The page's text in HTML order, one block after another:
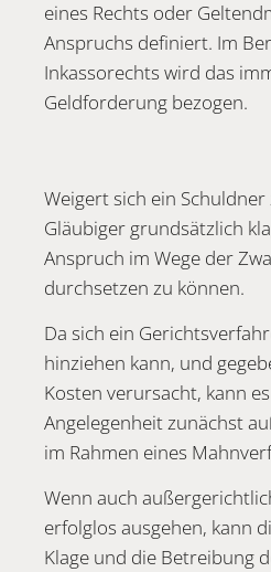
eines Rechts oder
Anspruchs definiert. Im
Inkassorechts wird das
Geldforderung bezogen.
Weigert sich ein
Gläubiger grundsätzlich
Anspruch im Wege der
durchsetzen zu können.
Da sich ein
hinziehen kann, und
Kosten verursacht, kann
Angelegenheit zunächst
im Rahmen eines
Wenn auch
erfolglos ausgehen, kann
Klage und die Betreibung